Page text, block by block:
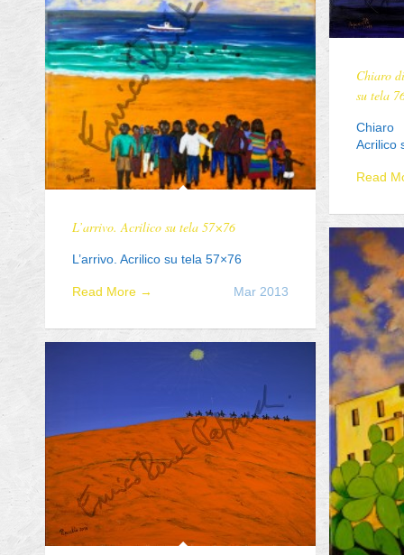
Senza categoria
RSS degli articoli
RSS
WordPress.org
L’arrivo. Acrilico su tela 57×76
L’arrivo. Acrilico su tela 57×76
Mar 2013
Read More →
Chiaro
su tela
Acrilico
Read